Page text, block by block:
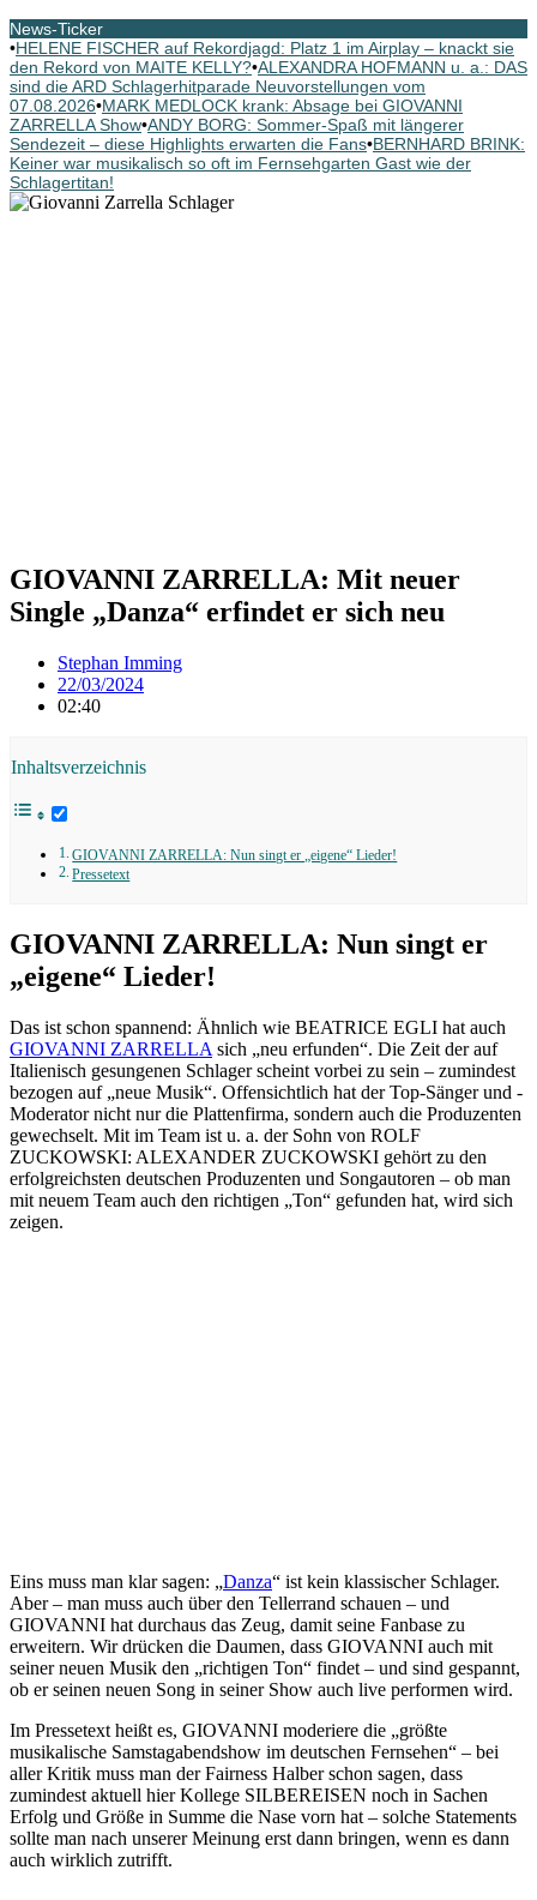
News-Ticker
•HELENE FISCHER auf Rekordjagd: Platz 1 im Airplay – knackt sie
den Rekord von MAITE KELLY?•ALEXANDRA HOFMANN u. a.: DAS
sind die ARD Schlagerhitparade Neuvorstellungen vom
07.08.2026•MARK MEDLOCK krank: Absage bei GIOVANNI
ZARRELLA Show•ANDY BORG: Sommer-Spaß mit längerer
Sendezeit – diese Highlights erwarten die Fans•BERNHARD BRINK:
Keiner war musikalisch so oft im Fernsehgarten Gast wie der
Schlagertitan!
GIOVANNI ZARRELLA: Mit neuer
Single „Danza“ erfindet er sich neu
Stephan Imming
22/03/2024
02:40
Inhaltsverzeichnis
GIOVANNI ZARRELLA: Nun singt er „eigene“ Lieder!
Pressetext
GIOVANNI ZARRELLA: Nun singt er
„eigene“ Lieder!
Das ist schon spannend: Ähnlich wie BEATRICE EGLI hat auch
GIOVANNI ZARRELLA sich „neu erfunden“. Die Zeit der auf
Italienisch gesungenen Schlager scheint vorbei zu sein – zumindest
bezogen auf „neue Musik“. Offensichtlich hat der Top-Sänger und -
Moderator nicht nur die Plattenfirma, sondern auch die Produzenten
gewechselt. Mit im Team ist u. a. der Sohn von ROLF
ZUCKOWSKI: ALEXANDER ZUCKOWSKI gehört zu den
erfolgreichsten deutschen Produzenten und Songautoren – ob man
mit neuem Team auch den richtigen „Ton“ gefunden hat, wird sich
zeigen.
Eins muss man klar sagen: „Danza“ ist kein klassischer Schlager.
Aber – man muss auch über den Tellerrand schauen – und
GIOVANNI hat durchaus das Zeug, damit seine Fanbase zu
erweitern. Wir drücken die Daumen, dass GIOVANNI auch mit
seiner neuen Musik den „richtigen Ton“ findet – und sind gespannt,
ob er seinen neuen Song in seiner Show auch live performen wird.
Im Pressetext heißt es, GIOVANNI moderiere die „größte
musikalische Samstagabendshow im deutschen Fernsehen“ – bei
aller Kritik muss man der Fairness Halber schon sagen, dass
zumindest aktuell hier Kollege SILBEREISEN noch in Sachen
Erfolg und Größe in Summe die Nase vorn hat – solche Statements
sollte man nach unserer Meinung erst dann bringen, wenn es dann
auch wirklich zutrifft.